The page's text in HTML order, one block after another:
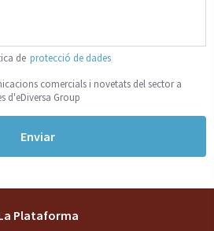
de protecció de dades
comercials i novetats del sector a
d'eDiversa Group
Enviar
Plataforma